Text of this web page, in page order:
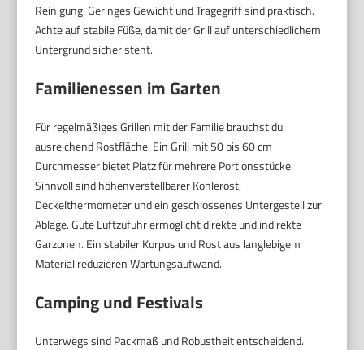
Reinigung. Geringes Gewicht und Tragegriff sind praktisch.
Achte auf stabile Füße, damit der Grill auf unterschiedlichem
Untergrund sicher steht.
Familienessen im Garten
Für regelmäßiges Grillen mit der Familie brauchst du
ausreichend Rostfläche. Ein Grill mit 50 bis 60 cm
Durchmesser bietet Platz für mehrere Portionsstücke.
Sinnvoll sind höhenverstellbarer Kohlerost,
Deckelthermometer und ein geschlossenes Untergestell zur
Ablage. Gute Luftzufuhr ermöglicht direkte und indirekte
Garzonen. Ein stabiler Korpus und Rost aus langlebigem
Material reduzieren Wartungsaufwand.
Camping und Festivals
Unterwegs sind Packmaß und Robustheit entscheidend.